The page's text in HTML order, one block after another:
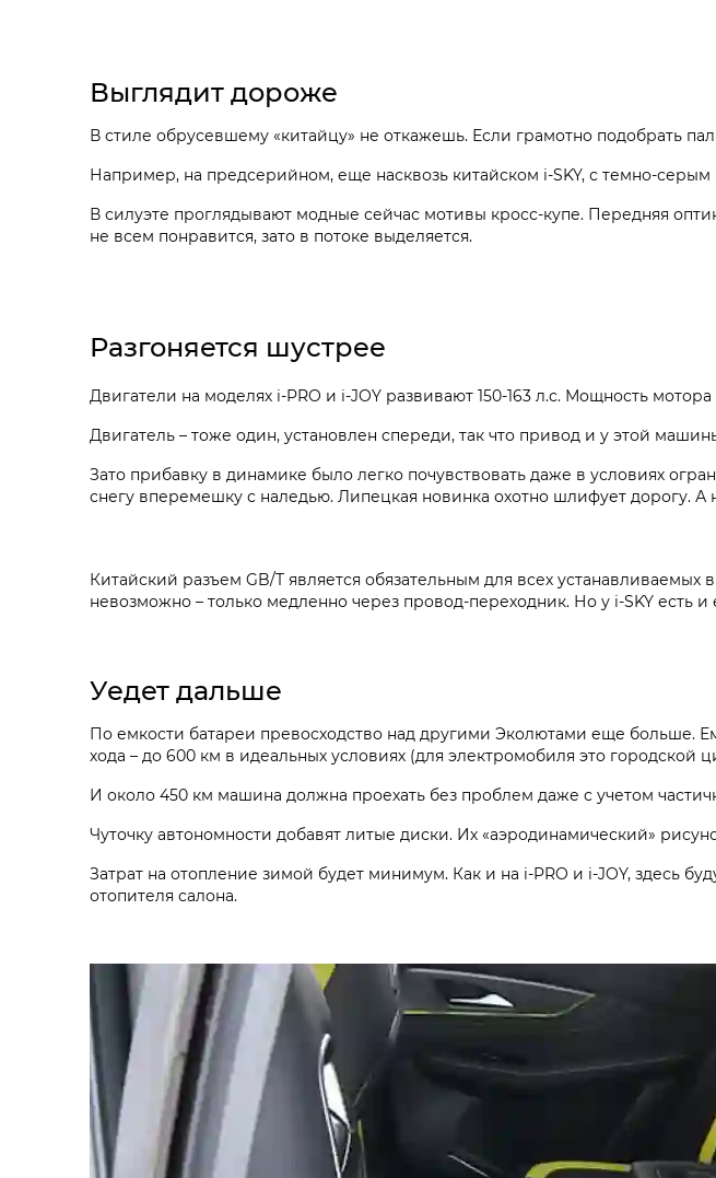
Выглядит дороже
В стиле обрусевшему «китайцу» не откажешь. Если грамотно подобрать
Например, на предсерийном, еще насквозь китайском i‑SKY, с темно-
В силуэте проглядывают модные сейчас мотивы кросс-купе. Передняя
не всем понравится, зато в потоке выделяется.
Разгоняется шустрее
Двигатели на моделях i‑PRO и i‑JOY развивают 150-163 л.с. Мощность мотора
Двигатель – тоже один, установлен спереди, так что привод и у этой
Зато прибавку в динамике было легко почувствовать даже в условиях
снегу вперемешку с наледью. Липецкая новинка охотно шлифует дорогу. А
Китайский разъем GB/T является обязательным для всех
невозможно – только медленно через провод-переходник. Но у i‑SKY
Уедет дальше
По емкости батареи превосходство над другими Эколютами еще больше.
хода – до 600 км в идеальных условиях (для электромобиля это
И около 450 км машина должна проехать без проблем даже с учетом
Чуточку автономности добавят литые диски. Их «аэродинамический»
Затрат на отопление зимой будет минимум. Как и на i‑PRO и i‑JOY, здесь
отопителя салона.